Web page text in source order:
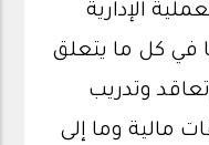
الإدارية
في كل ما يتعلق
وتدريب
مالية وما إلى